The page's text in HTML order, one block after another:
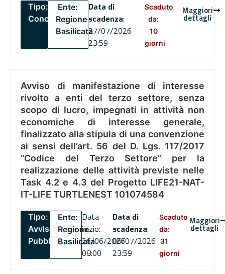
Tipo:
Concorsi
Ente:
Regione
Basilicata
Data di
scadenza:
27/07/2026
23:59
Scaduto
da:
10
giorni
Maggiori
dettagli
Avviso di manifestazione di interesse
rivolto a enti del terzo settore, senza
scopo di lucro, impegnati in attività non
economiche di interesse generale,
finalizzato alla stipula di una convenzione
ai sensi dell’art. 56 del D. Lgs. 117/2017
“Codice del Terzo Settore” per la
realizzazione delle attività previste nelle
Task 4.2 e 4.3 del Progetto LIFE21-NAT-
IT-LIFE TURTLENEST 101074584
Tipo:
Avviso
Pubblico
Ente:
Regione
Basilicata
Data
inizio:
26/06/2026
08:00
Data di
scadenza:
06/07/2026
23:59
Scaduto
da:
31
giorni
Maggiori
dettagli